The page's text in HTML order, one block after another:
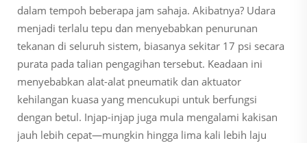
dalam tempoh beberapa jam sahaja. Akibatnya? Udara
menjadi terlalu tepu dan menyebabkan penurunan
tekanan di seluruh sistem, biasanya sekitar 17 psi secara
purata pada talian pengagihan tersebut. Keadaan ini
menyebabkan alat-alat pneumatik dan aktuator
kehilangan kuasa yang mencukupi untuk berfungsi
dengan betul. Injap-injap juga mula mengalami kakisan
jauh lebih cepat—mungkin hingga lima kali lebih laju